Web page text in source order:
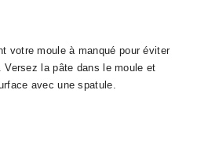
votre moule à manqué pour éviter
Versez la pâte dans le moule et
avec une spatule.